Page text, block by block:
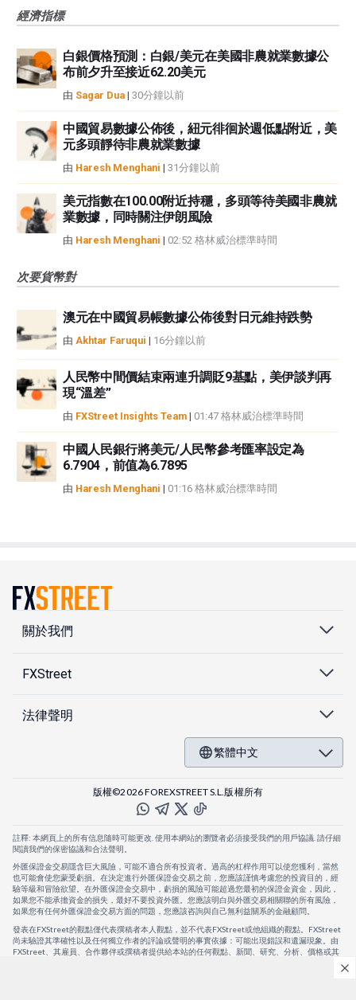
經濟指標
白銀價格預測：白銀/美元在美國非農就業數據公
布前夕升至接近62.20美元
由 Sagar Dua | 30分鐘以前
中國貿易數據公佈後，紐元徘徊於週低點附近，美
元多頭靜待非農就業數據
由 Haresh Menghani | 31分鐘以前
美元指數在100.00附近持穩，多頭等待美國非農就
業數據，同時關注伊朗風險
由 Haresh Menghani | 02:52 格林威治標準時間
次要貨幣對
澳元在中國貿易帳數據公佈後對日元維持跌勢
由 Akhtar Faruqui | 16分鐘以前
人民幣中間價結束兩連升調貶9基點，美伊談判再
現“溫差”
由 FXStreet Insights Team | 01:47 格林威治標準時間
中國人民銀行將美元/人民幣參考匯率設定為
6.7904，前值為6.7895
由 Haresh Menghani | 01:16 格林威治標準時間
關於我們
FXStreet
法律聲明
繁體中文
版權©2026 FOREXSTREET S.L.版權所有
註釋: 本網頁上的所有信息隨時可能更改. 使用本網站的瀏覽者必須接受我們的用戶協議. 請仔細
閱讀我們的保密協議和合法聲明。
外匯保證金交易隱含巨大風險，可能不適合所有投資者。過高的杠桿作用可以使您獲利，當然
也可能會使您蒙受虧損。在決定進行外匯保證金交易之前，您應該謹慎考慮您的投資目的，經
驗等級和冒險欲望。在外匯保證金交易中，虧損的風險可能超過您最初的保證金資金，因此，
如果您不能承擔資金的損失，最好不要投資外匯。您應該明白與外匯交易相關聯的所有風險，
如果您有任何外匯保證金交易方面的問題，您應該咨詢與自己無利益關系的金融顧問。
發表在FXStreet的觀點僅代表撰稿者本人觀點，並不代表FXStreet或他組織的觀點。FXStreet
尚未驗證其準確性以及任何獨立作者的評論或聲明的事實依據：可能出現錯誤和遺漏現象。由
FXStreet、其雇員、合作夥伴或撰稿者提供給本站的任何觀點、新聞、研究、分析、價格或其